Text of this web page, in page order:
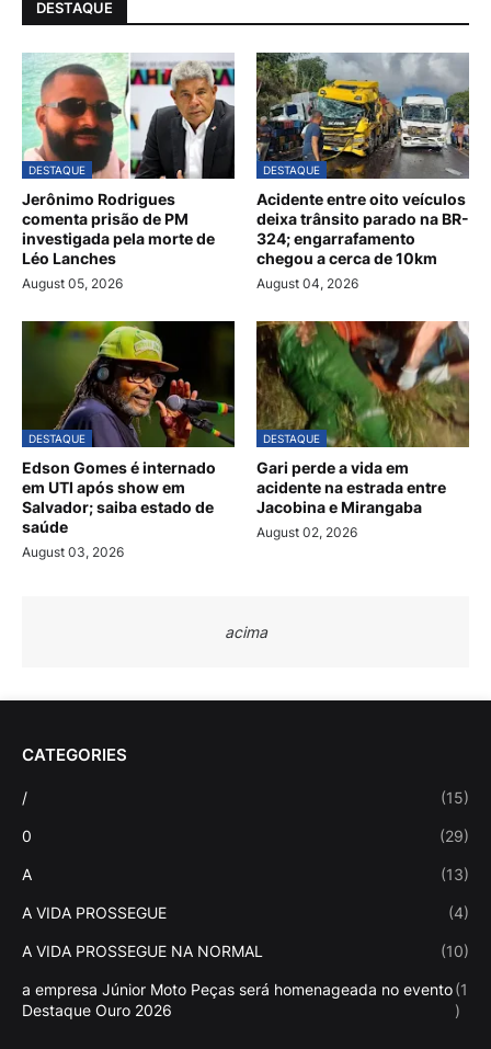
DESTAQUE
DESTAQUE
Jerônimo Rodrigues
comenta prisão de PM
investigada pela morte de
Léo Lanches
August 05, 2026
DESTAQUE
Acidente entre oito veículos
deixa trânsito parado na BR-
324; engarrafamento
chegou a cerca de 10km
August 04, 2026
DESTAQUE
Edson Gomes é internado
em UTI após show em
Salvador; saiba estado de
saúde
August 03, 2026
DESTAQUE
Gari perde a vida em
acidente na estrada entre
Jacobina e Mirangaba
August 02, 2026
acima
CATEGORIES
/ (15)
0 (29)
A (13)
A VIDA PROSSEGUE (4)
A VIDA PROSSEGUE NA NORMAL (10)
a empresa Júnior Moto Peças será homenageada no evento
Destaque Ouro 2026
(1
)